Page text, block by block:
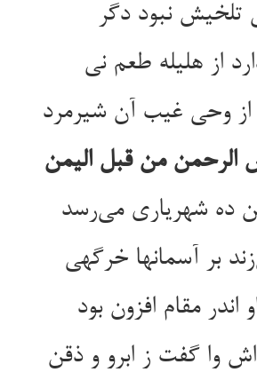
نبود دگر
از هلیله طعم نی
از وحی غیب آن شیرمرد
الرحمن من قبل الیمن
ده شهریاری می‌رسد
بر آسمانها خرگهی
مقام افزون بود
وا گفت ز ابرو و ذقن